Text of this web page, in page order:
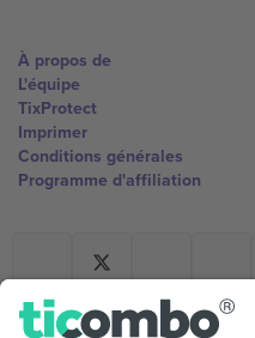
À propos de
L'équipe
TixProtect
Imprimer
Conditions générales
Programme d'affiliation